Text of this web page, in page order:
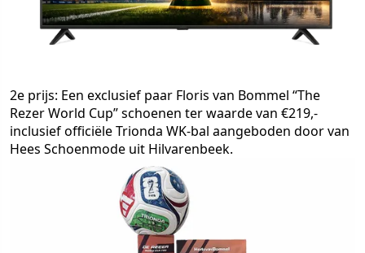
2e prijs: Een exclusief paar Floris van Bommel “The
Rezer World Cup” schoenen ter waarde van €219,-
inclusief officiële Trionda WK-bal aangeboden door van
Hees Schoenmode uit Hilvarenbeek.